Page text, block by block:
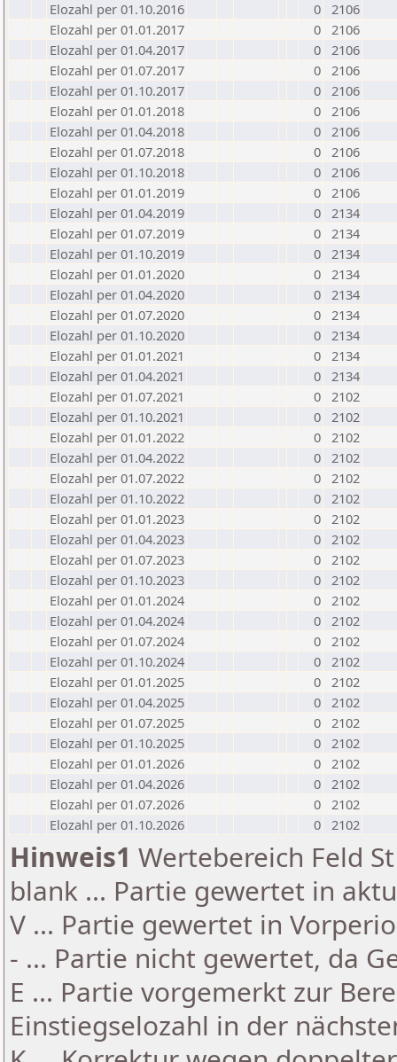
Elozahl per 01.10.2016
0 2106
Elozahl per 01.01.2017
0 2106
Elozahl per 01.04.2017
0 2106
Elozahl per 01.07.2017
0 2106
Elozahl per 01.10.2017
0 2106
Elozahl per 01.01.2018
0 2106
Elozahl per 01.04.2018
0 2106
Elozahl per 01.07.2018
0 2106
Elozahl per 01.10.2018
0 2106
Elozahl per 01.01.2019
0 2106
Elozahl per 01.04.2019
0 2134
Elozahl per 01.07.2019
0 2134
Elozahl per 01.10.2019
0 2134
Elozahl per 01.01.2020
0 2134
Elozahl per 01.04.2020
0 2134
Elozahl per 01.07.2020
0 2134
Elozahl per 01.10.2020
0 2134
Elozahl per 01.01.2021
0 2134
Elozahl per 01.04.2021
0 2134
Elozahl per 01.07.2021
0 2102
Elozahl per 01.10.2021
0 2102
Elozahl per 01.01.2022
0 2102
Elozahl per 01.04.2022
0 2102
Elozahl per 01.07.2022
0 2102
Elozahl per 01.10.2022
0 2102
Elozahl per 01.01.2023
0 2102
Elozahl per 01.04.2023
0 2102
Elozahl per 01.07.2023
0 2102
Elozahl per 01.10.2023
0 2102
Elozahl per 01.01.2024
0 2102
Elozahl per 01.04.2024
0 2102
Elozahl per 01.07.2024
0 2102
Elozahl per 01.10.2024
0 2102
Elozahl per 01.01.2025
0 2102
Elozahl per 01.04.2025
0 2102
Elozahl per 01.07.2025
0 2102
Elozahl per 01.10.2025
0 2102
Elozahl per 01.01.2026
0 2102
Elozahl per 01.04.2026
0 2102
Elozahl per 01.07.2026
0 2102
Elozahl per 01.10.2026
0 2102
Hinweis1 Wertebereich Feld
blank ... Partie gewertet in
V ... Partie gewertet in
- ... Partie nicht gewertet, da
E ... Partie vorgemerkt zur
Einstiegselozahl in der